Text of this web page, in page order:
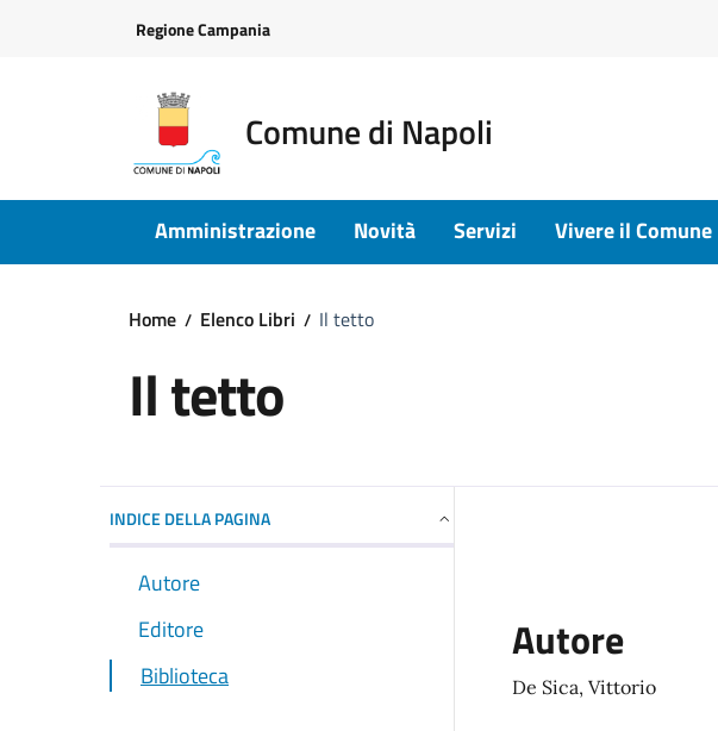
Regione Campania
Comune di Napoli
Amministrazione Novità Servizi Vivere il Comune
Home Elenco Libri Il tetto
Il tetto
INDICE DELLA PAGINA
Autore
Editore
Biblioteca
Autore
De Sica, Vittorio